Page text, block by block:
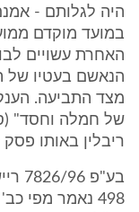
היה לגלותם -
במועד מוקדם
האחרת עשויים
הנאשם בעטיו
מצד התביעה.
ריבלין באותו פסק
498 נאמר מפי